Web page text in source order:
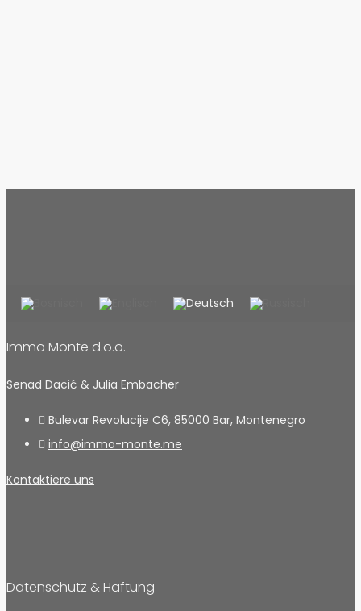
Immo Monte d.o.o.
Senad Dacić & Julia Embacher
Bulevar Revolucije C6, 85000 Bar, Montenegro
info@immo-monte.me
Kontaktiere uns
Datenschutz & Haftung